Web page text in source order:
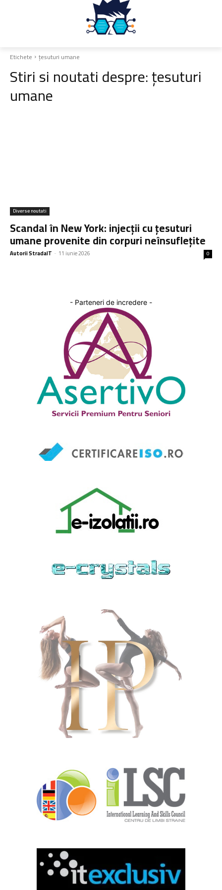
Etichete țesuturi umane
Stiri si noutati despre:țesuturi
umane
Diverse noutati
Scandal în New York: injecții cu țesuturi
umane provenite din corpuri neînsuflețite
Autorii StradaIT - 11 iunie 2026 0
- Parteneri de incredere -